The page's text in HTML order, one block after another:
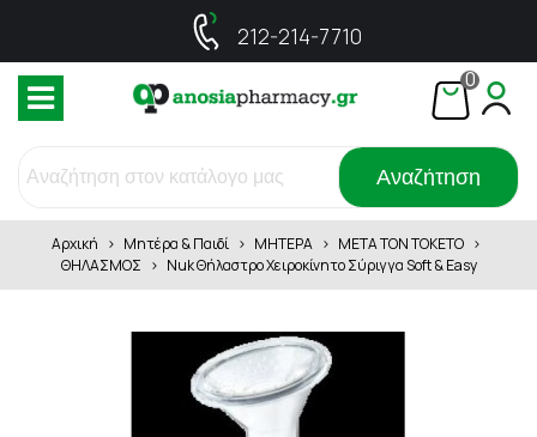
212-214-7710
0
Αναζήτηση
Αρχική > Μητέρα & Παιδί > ΜΗΤΕΡΑ > ΜΕΤΑ ΤΟΝ ΤΟΚΕΤΟ >
ΘΗΛΑΣΜΟΣ > Nuk Θήλαστρο Χειροκίνητο Σύριγγα Soft & Easy